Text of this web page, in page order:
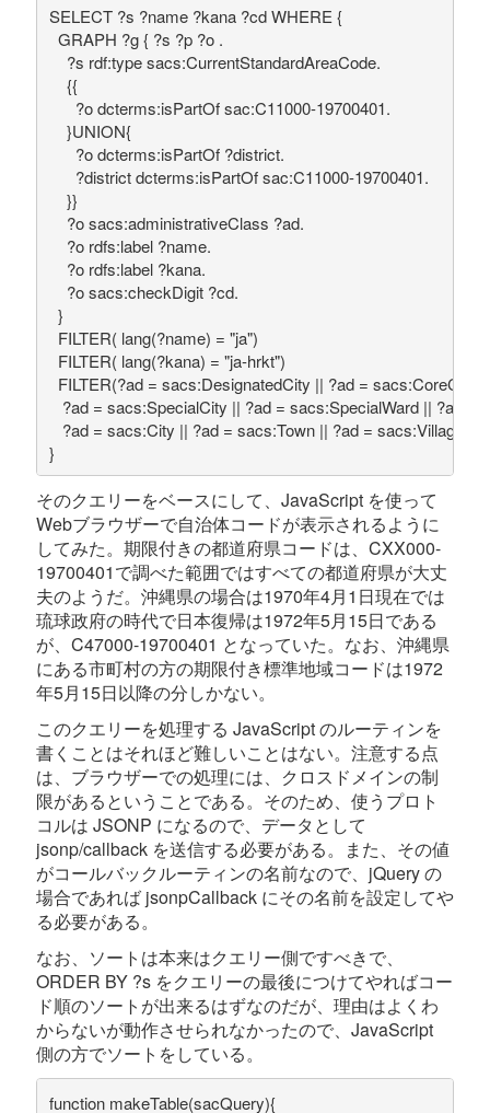
SELECT ?s ?name ?kana ?cd WHERE {
  GRAPH ?g { ?s ?p ?o .
    ?s rdf:type sacs:CurrentStandardAreaCode.
    {{
      ?o dcterms:isPartOf sac:C11000-19700401.
    }UNION{
      ?o dcterms:isPartOf ?district.
      ?district dcterms:isPartOf sac:C11000-19700401.
    }}
    ?o sacs:administrativeClass ?ad.
    ?o rdfs:label ?name.
    ?o rdfs:label ?kana.
    ?o sacs:checkDigit ?cd.
  }
  FILTER( lang(?name) = "ja")
  FILTER( lang(?kana) = "ja-hrkt")
  FILTER(?ad = sacs:DesignatedCity || ?ad = sacs:CoreCity ||
?ad = sacs:SpecialCity || ?ad = sacs:SpecialWard || ?ad =
   ?ad = sacs:City || ?ad = sacs:Town || ?ad = sacs:Village)
}
そのクエリーをベースにして、JavaScript を使って
Webブラウザーで自治体コードが表示されるように
してみた。期限付きの都道府県コードは、CXX000-
19700401で調べた範囲ではすべての都道府県が大丈
夫のようだ。沖縄県の場合は1970年4月1日現在では
琉球政府の時代で日本復帰は1972年5月15日である
が、C47000-19700401 となっていた。なお、沖縄県
にある市町村の方の期限付き標準地域コードは1972
年5月15日以降の分しかない。
このクエリーを処理する JavaScript のルーティンを
書くことはそれほど難しいことはない。注意する点
は、ブラウザーでの処理には、クロスドメインの制
限があるということである。そのため、使うプロト
コルは JSONP になるので、データとして
jsonp/callback を送信する必要がある。また、その値
がコールバックルーティンの名前なので、jQuery の
場合であれば jsonpCallback にその名前を設定してや
る必要がある。
なお、ソートは本来はクエリー側ですべきで、
ORDER BY ?s をクエリーの最後につけてやればコー
ド順のソートが出来るはずなのだが、理由はよくわ
からないが動作させられなかったので、JavaScript
側の方でソートをしている。
function makeTable(sacQuery){